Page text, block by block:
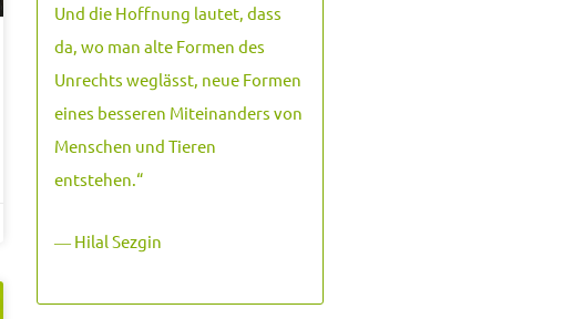
Und die Hoffnung lautet, dass
da, wo man alte Formen des
Unrechts weglässt, neue Formen
eines besseren Miteinanders von
Menschen und Tieren
entstehen. “
― Hilal Sezgin